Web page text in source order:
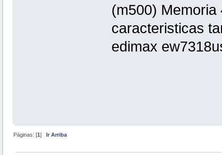
(m500) Memoria
caracteristicas
edimax
Páginas: [1]Ir Arriba